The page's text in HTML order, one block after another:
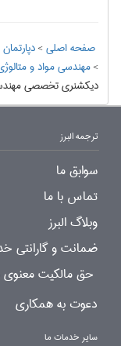
صفحه اصلی>
>مهندسی مواد و
دیکشنری تخصصی
ترجمه البرز
سوابق ما
تماس با ما
وبلاگ البرز
ضمانت و گارانتی
حق مالکیت
دعوت به همکاری
سایر خدمات ما